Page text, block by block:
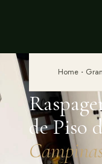
Home ·
de Piso